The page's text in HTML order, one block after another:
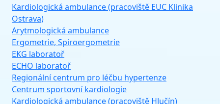
Ostrava)
Arytmologická ambulance
Ergometrie, Spiroergometrie
EKG laboratoř
ECHO laboratoř
Regionální centrum pro léčbu hypertenze
Centrum sportovní kardiologie
Kardiologická ambulance (pracoviště Hlučín)
Kardiologická recepce